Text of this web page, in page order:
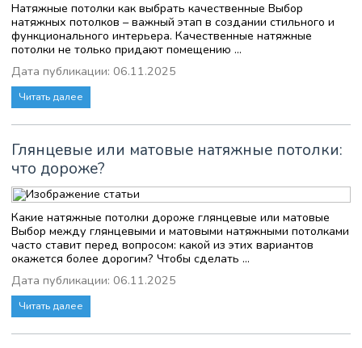
Натяжные потолки как выбрать качественные Выбор
натяжных потолков – важный этап в создании стильного и
функционального интерьера. Качественные натяжные
потолки не только придают помещению ...
Дата публикации: 06.11.2025
Читать далее
Глянцевые или матовые натяжные потолки:
что дороже?
Какие натяжные потолки дороже глянцевые или матовые
Выбор между глянцевыми и матовыми натяжными потолками
часто ставит перед вопросом: какой из этих вариантов
окажется более дорогим? Чтобы сделать ...
Дата публикации: 06.11.2025
Читать далее